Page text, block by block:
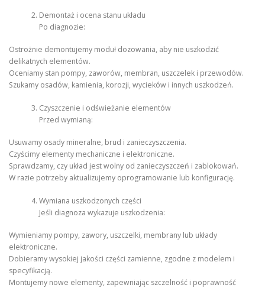
Demontaż i ocena stanu układu
Po diagnozie:
Ostrożnie demontujemy moduł dozowania, aby nie uszkodzić
delikatnych elementów.
Oceniamy stan pompy, zaworów, membran, uszczelek i przewodów.
Szukamy osadów, kamienia, korozji, wycieków i innych uszkodzeń.
Czyszczenie i odświeżanie elementów
Przed wymianą:
Usuwamy osady mineralne, brud i zanieczyszczenia.
Czyścimy elementy mechaniczne i elektroniczne.
Sprawdzamy, czy układ jest wolny od zanieczyszczeń i zablokowań.
W razie potrzeby aktualizujemy oprogramowanie lub konfigurację.
Wymiana uszkodzonych części
Jeśli diagnoza wykazuje uszkodzenia:
Wymieniamy pompy, zawory, uszczelki, membrany lub układy
elektroniczne.
Dobieramy wysokiej jakości części zamienne, zgodne z modelem i
specyfikacją.
Montujemy nowe elementy, zapewniając szczelność i poprawność